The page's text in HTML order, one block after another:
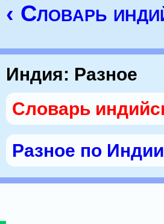
‹ Словарь
Индия: Разное
Словарь
Разное по Индии